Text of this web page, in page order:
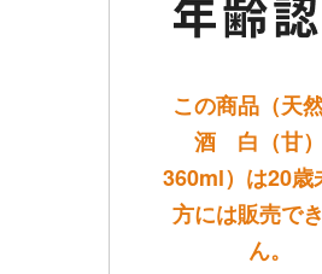
この商品（天
酒 白（甘
360ml）は20歳
方には販売で
ん。